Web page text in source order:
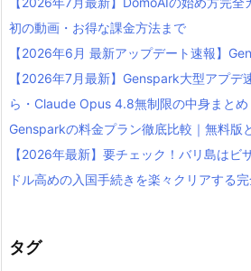
初の動画・お得な課金方法まで
【2026年6月 最新アップデート速報】
【2026年7月最新】Genspark大型アプ
ら・Claude Opus 4.8無制限の中身まとめ
Gensparkの料金プラン徹底比較｜無料版
【2026年最新】要チェック！バリ島はビ
ドル高めの入国手続きを楽々クリアする
タグ